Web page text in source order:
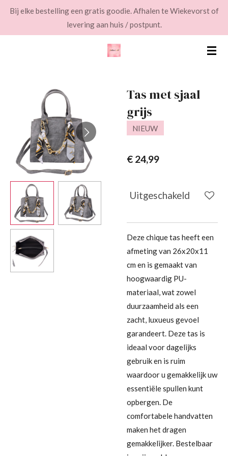
Ga
Bij elke bestelling een gratis goodie. Afhalen te Wiekevorst of
levering aan huis / postpunt.
Tas met sjaal
grijs
NIEUW
€ 24,99
Uitgeschakeld
Deze chique tas heeft een
afmeting van 26x20x11
cm en is gemaakt van
hoogwaardig PU-
materiaal, wat zowel
duurzaamheid als een
zacht, luxueus gevoel
garandeert. Deze tas is
ideaal voor dagelijks
gebruik en is ruim
waardoor u gemakkelijk uw
essentiële spullen kunt
opbergen. De
comfortabele handvatten
maken het dragen
gemakkelijker. Bestelbaar